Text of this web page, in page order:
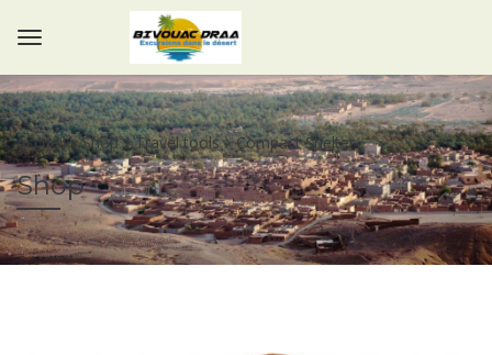
Accueil Shop Travel tools Compact Shelter
Shop